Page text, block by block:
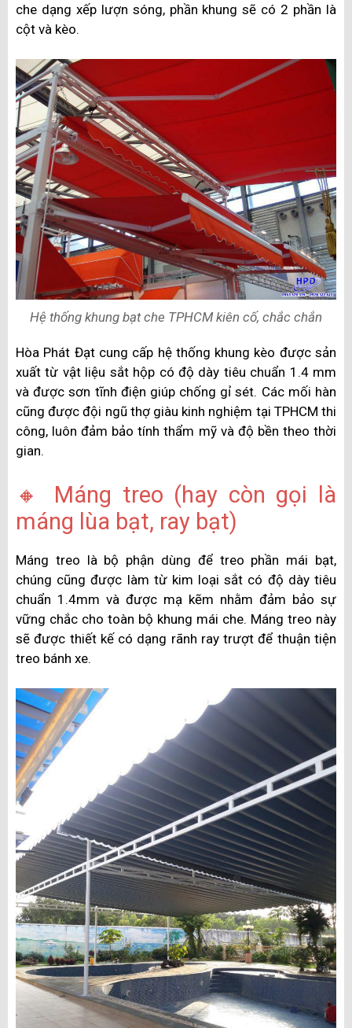
che dạng xếp lượn sóng, phần khung sẽ có 2 phần là
cột và kèo.
Hệ thống khung bạt che TPHCM kiên cố, chắc chắn
Hòa Phát Đạt cung cấp hệ thống khung kèo được sản
xuất từ vật liệu sắt hộp có độ dày tiêu chuẩn 1.4 mm
và được sơn tĩnh điện giúp chống gỉ sét. Các mối hàn
cũng được đội ngũ thợ giàu kinh nghiệm tại TPHCM thi
công, luôn đảm bảo tính thẩm mỹ và độ bền theo thời
gian.
🔸 Máng treo (hay còn gọi là
máng lùa bạt, ray bạt)
Máng treo là bộ phận dùng để treo phần mái bạt,
chúng cũng được làm từ kim loại sắt có độ dày tiêu
chuẩn 1.4mm và được mạ kẽm nhằm đảm bảo sự
vững chắc cho toàn bộ khung mái che. Máng treo này
sẽ được thiết kế có dạng rãnh ray trượt để thuận tiện
treo bánh xe.